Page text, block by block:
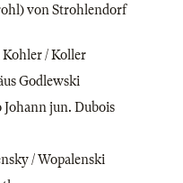
von Strohlendorf
/ Koller
Godlewski
Johann jun. Dubois
/ Wopalenski